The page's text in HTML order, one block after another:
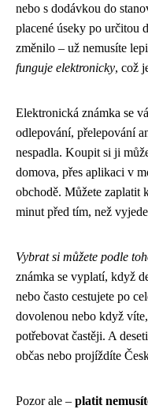
nebo s dodávkou do
placené úseky po určitou
změnilo – už nemusíte
funguje elektronicky, což
Elektronická známka se
odlepování, přelepování
nespadla. Koupit si ji
domova, přes aplikaci v
obchodě. Můžete zaplatit
minut před tím, než
Vybrat si můžete podle
známka se vyplatí, když
nebo často cestujete po
dovolenou nebo když
potřebovat častěji. A
občas nebo projíždíte
Pozor ale – platit